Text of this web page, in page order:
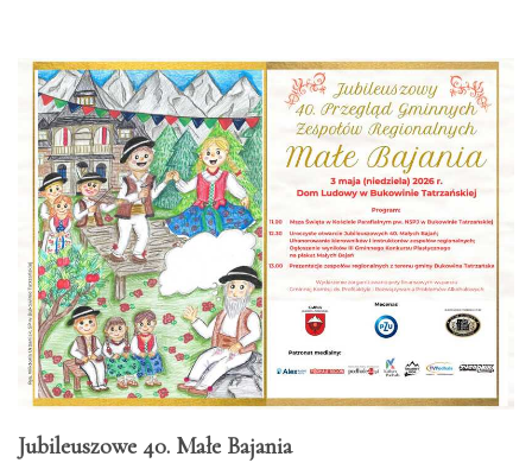
Jubileuszowe 40. Małe Bajania